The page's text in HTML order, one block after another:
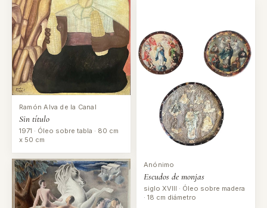
Ramón Alva de la Canal
Sin título
1971 · Óleo sobre tabla · 80 cm
x 50 cm
Anónimo
Escudos de monjas
siglo XVIII · Óleo sobre madera
· 18 cm diámetro